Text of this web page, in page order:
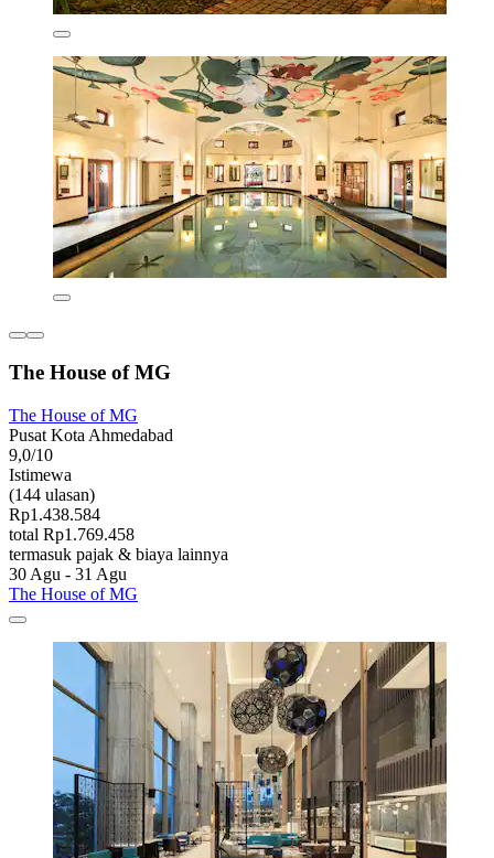
The House of MG
The House of MG
Pusat Kota Ahmedabad
9,0/10
Istimewa
(144 ulasan)
Rp1.438.584
total Rp1.769.458
termasuk pajak & biaya lainnya
30 Agu - 31 Agu
The House of MG